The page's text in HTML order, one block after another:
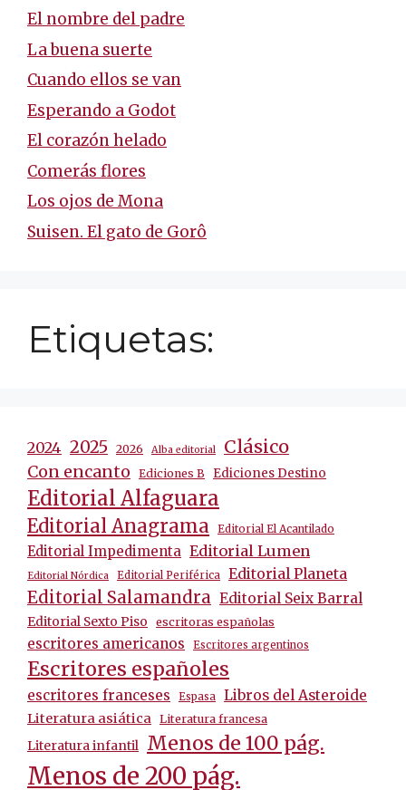
El nombre del padre
La buena suerte
Cuando ellos se van
Esperando a Godot
El corazón helado
Comerás flores
Los ojos de Mona
Suisen. El gato de Gorô
Etiquetas:
2024 2025 2026 Alba editorial Clásico
Con encanto Ediciones B Ediciones Destino
Editorial Alfaguara
Editorial Anagrama Editorial El Acantilado
Editorial Impedimenta Editorial Lumen
Editorial Nórdica Editorial Periférica Editorial Planeta
Editorial Salamandra Editorial Seix Barral
Editorial Sexto Piso escritoras españolas
escritores americanos Escritores argentinos
Escritores españoles
escritores franceses Espasa Libros del Asteroide
Literatura asiática Literatura francesa
Literatura infantil Menos de 100 pág.
Menos de 200 pág.